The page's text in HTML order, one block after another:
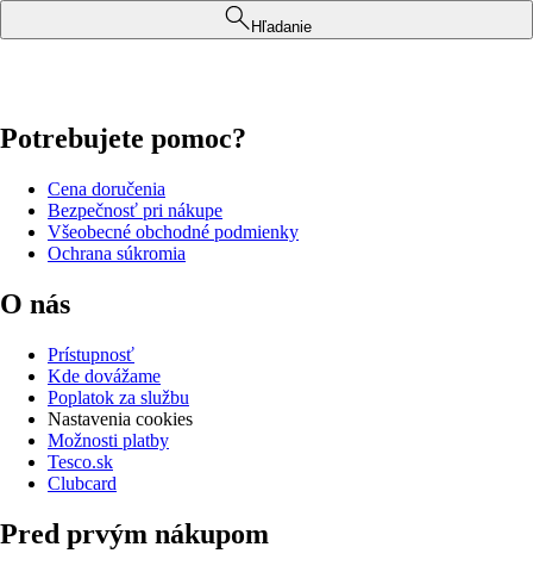
Hľadanie
Potrebujete pomoc?
Cena doručenia
Bezpečnosť pri nákupe
Všeobecné obchodné podmienky
Ochrana súkromia
O nás
Prístupnosť
Kde dovážame
Poplatok za službu
Nastavenia cookies
Možnosti platby
Tesco.sk
Clubcard
Pred prvým nákupom